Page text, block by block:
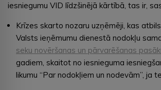
iesniegumu VID līdzšinējā kārtībā, tas ir,
Krīzes skarto nozaru uzņēmēji, kas
Valsts ieņēmumu dienestā nodokļu
seku novēršanas un pārvarēšanas
gadiem, skaitot no iesnieguma
likumu “Par nodokļiem un nodevām”, ja